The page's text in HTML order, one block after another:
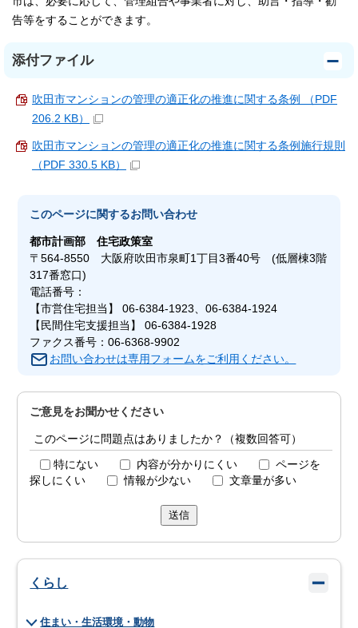
告等をすることができます。
添付ファイル
吹田市マンションの管理の適正化の推進に関する条例 （PDF
206.2 KB）
吹田市マンションの管理の適正化の推進に関する条例施行規則
（PDF 330.5 KB）
このページに関するお問い合わせ
都市計画部住宅政策室
〒564-8550 大阪府吹田市泉町1丁目3番40号 (低層棟3階
317番窓口)
電話番号：
【市営住宅担当】 06-6384-1923、06-6384-1924
【民間住宅支援担当】 06-6384-1928
ファクス番号：06-6368-9902
お問い合わせは専用フォームをご利用ください。
ご意見をお聞かせください
このページに問題点はありましたか？（複数回答可）
特にない 内容が分かりにくい
ページを
探しにくい
情報が少ない 文章量が多い
送信
くらし
住まい・生活環境・動物